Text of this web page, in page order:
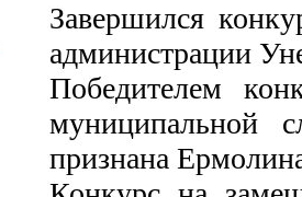
Завершился
администрации
Победителем
муниципальной
признана